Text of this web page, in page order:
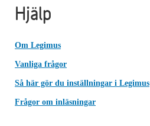
Hjälp
Om Legimus
Vanliga frågor
Så här gör du inställningar i Legimus
Frågor om inläsningar